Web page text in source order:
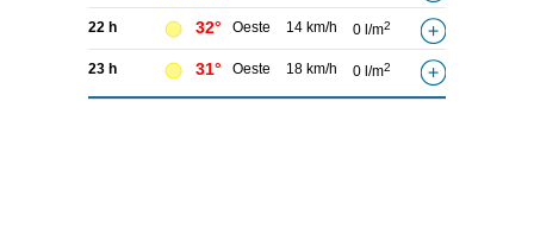
22 h 32° Oeste 14 km/h 0 l/m2
23 h 31° Oeste 18 km/h 0 l/m2